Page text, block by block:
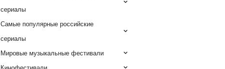
сериалы
Самые популярные российские
сериалы
Мировые музыкальные фестивали